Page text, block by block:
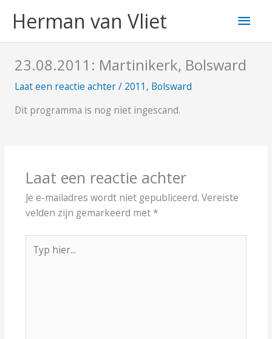
naarHerman van Vliet
23.08.2011: Martinikerk, Bolsward
Laat een reactie achter/ 2011 , Bolsward
Dit programma is nog niet ingescand.
Laat een reactie achter
Je e-mailadres wordt niet gepubliceerd. Vereiste
velden zijn gemarkeerd met*
hier...